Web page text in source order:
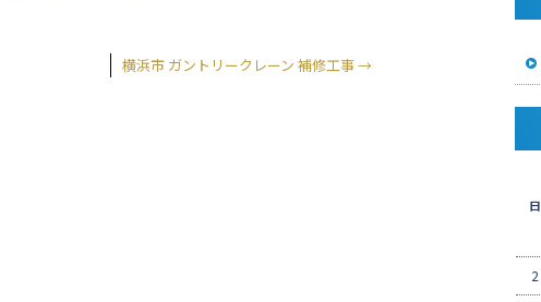
横浜市 ガントリークレーン 補修工事→
日
2